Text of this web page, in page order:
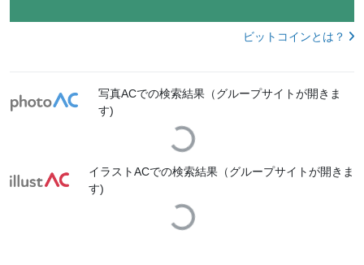
ビットコインとは？
写真ACでの検索結果（グループサイトが開きま
す)
Loading...
イラストACでの検索結果（グループサイトが開きま
す)
Loading...